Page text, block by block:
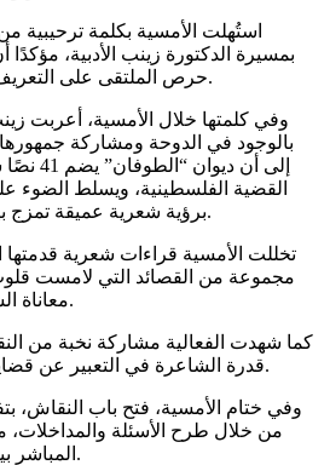
استُهلت الأمسية بكلمة ترحيبية
بمسيرة الدكتورة زينب الأدبية،
حرص الملتقى على التعريف بالأدباء العرب وإبداعاتهم.
وفي كلمتها خلال الأمسية، أعربت
بالوجود في الدوحة ومشاركة
إلى أن
القضية الفلسطينية، ويسلط الضوء
برؤية شعرية عميقة تمزج بين الأبعاد الإنسانية والدينية.
تخللت الأمسية قراءات شعرية
مجموعة من القصائد التي لامست
معاناة الشعب الفلسطيني وصموده.
كما شهدت الفعالية مشاركة نخبة من
قدرة الشاعرة في التعبير عن قضايا الأمة بأسلوب راقٍ ومؤثر.
وفي ختام الأمسية، فتح باب النقاش،
من خلال طرح الأسئلة
المباشر بين الشاعرة ومحبي شعرها.